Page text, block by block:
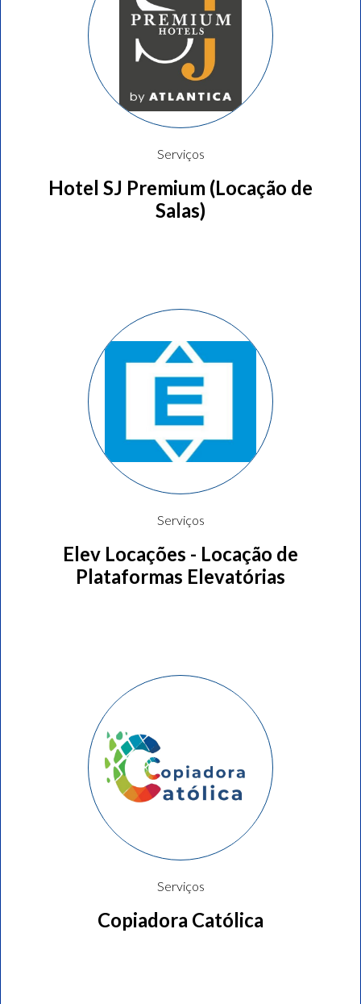
Serviços
Hotel SJ Premium (Locação de
Salas)
Serviços
Elev Locações - Locação de
Plataformas Elevatórias
Serviços
Copiadora Católica